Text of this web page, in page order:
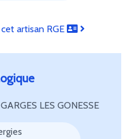
artisan RGE
LES GONESSE